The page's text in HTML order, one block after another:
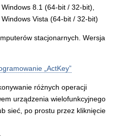
8.1 (64-bit / 32-bit),
Vista (64-bit / 32-bit)
stacjonarnych. Wersja
„ActKey”
różnych operacji
urządzenia wielofunkcyjnego
sieć, po prostu przez kliknięcie